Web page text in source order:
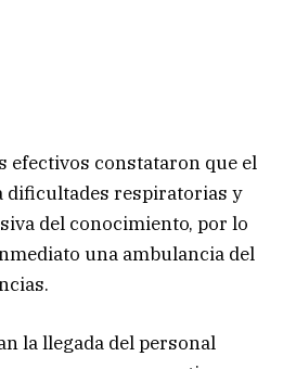
efectivos constataron que el
dificultades respiratorias y
del conocimiento, por lo
una ambulancia del
la llegada del personal